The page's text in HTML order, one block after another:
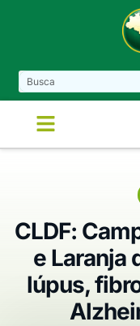
CLDF:
e Laranja
lúpus,